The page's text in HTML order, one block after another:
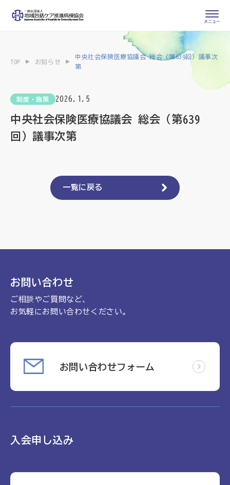
入会申し込み
会員の登録情報
変更・退会
医療・介護関係者
医療介護関係者向けよくあるご質問
地域包括ケア病棟・地域包括医療病棟とは
会長挨拶
定款
アカデミー
病院見学
活動報告
アンケート
TOP お知らせ
中央社会保険医療協議会 総会（第639回）議事次
第
制度・施策 2026.1.5
中央社会保険医療協議会 総会（第639
回）議事次第
一覧に戻る
お問い合わせ
ご相談やご質問など、
お気軽にお問い合わせください。
お問い合わせフォーム
入会申し込み